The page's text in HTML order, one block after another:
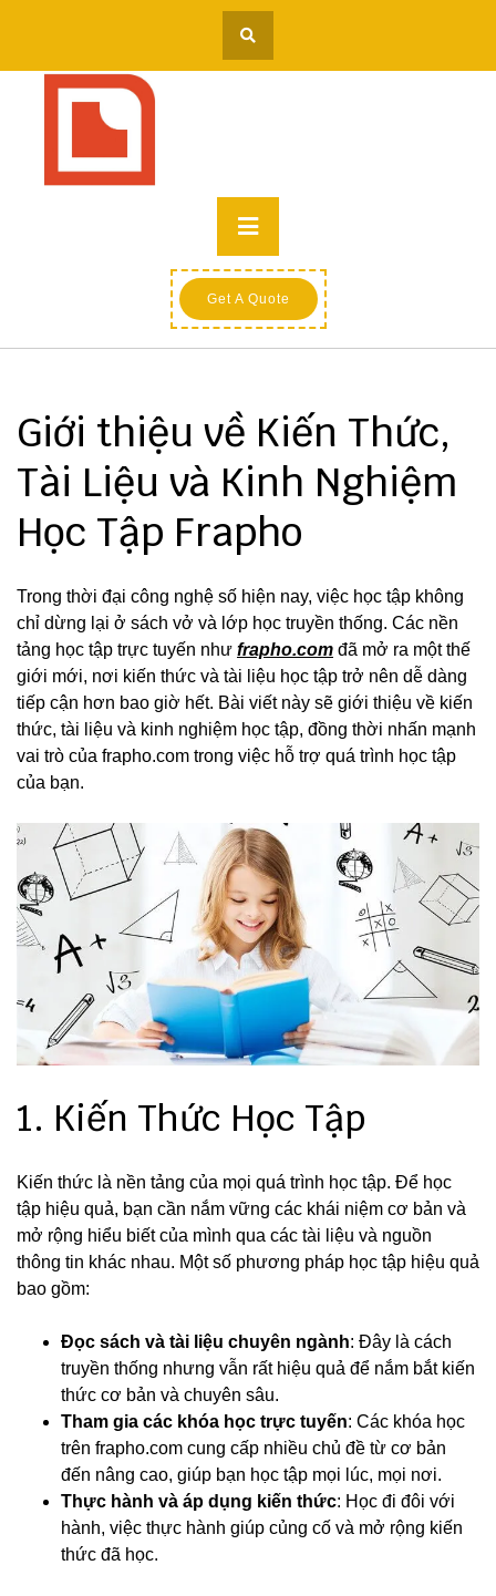
Primary
Menu
Get A Quote
Giới thiệu về Kiến Thức,
Tài Liệu và Kinh Nghiệm
Học Tập Frapho
Trong thời đại công nghệ số hiện nay, việc học tập không
chỉ dừng lại ở sách vở và lớp học truyền thống. Các nền
tảng học tập trực tuyến như frapho.com đã mở ra một thế
giới mới, nơi kiến thức và tài liệu học tập trở nên dễ dàng
tiếp cận hơn bao giờ hết. Bài viết này sẽ giới thiệu về kiến
thức, tài liệu và kinh nghiệm học tập, đồng thời nhấn mạnh
vai trò của frapho.com trong việc hỗ trợ quá trình học tập
của bạn.
1. Kiến Thức Học Tập
Kiến thức là nền tảng của mọi quá trình học tập. Để học
tập hiệu quả, bạn cần nắm vững các khái niệm cơ bản và
mở rộng hiểu biết của mình qua các tài liệu và nguồn
thông tin khác nhau. Một số phương pháp học tập hiệu quả
bao gồm:
Đọc sách và tài liệu chuyên ngành: Đây là cách
truyền thống nhưng vẫn rất hiệu quả để nắm bắt kiến
thức cơ bản và chuyên sâu.
Tham gia các khóa học trực tuyến: Các khóa học
trên frapho.com cung cấp nhiều chủ đề từ cơ bản
đến nâng cao, giúp bạn học tập mọi lúc, mọi nơi.
Thực hành và áp dụng kiến thức: Học đi đôi với
hành, việc thực hành giúp củng cố và mở rộng kiến
thức đã học.